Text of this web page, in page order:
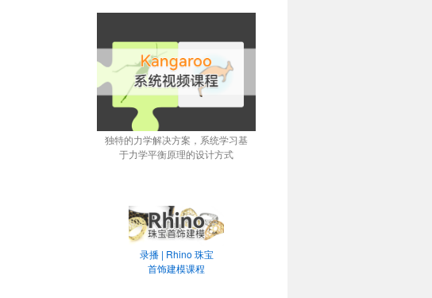
独特的力学解决方案，系统学习基
于力学平衡原理的设计方式
录播 | Rhino 珠宝
首饰建模课程